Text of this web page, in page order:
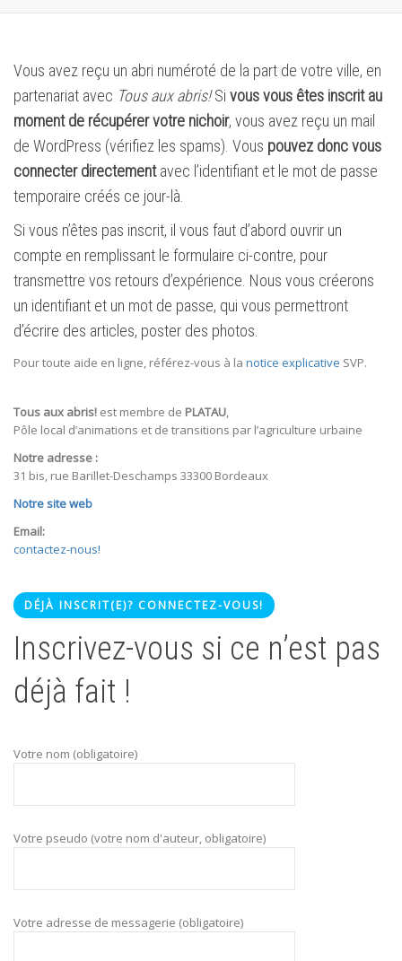
Vous avez reçu un abri numéroté de la part de votre ville, en
partenariat avec Tous aux abris!Si vous vous êtes inscrit au
moment de récupérer votre nichoir, vous avez reçu un mail
de WordPress (vérifiez les spams). Vous pouvez donc vous
connecter directementavec l’identifiant et le mot de passe
temporaire créés ce jour-là.
Si vous n’êtes pas inscrit, il vous faut d’abord ouvrir un
compte en remplissant le formulaire ci-contre, pour
transmettre vos retours d’expérience. Nous vous créerons
un identifiant et un mot de passe, qui vous permettront
d’écrire des articles, poster des photos.
Pour toute aide en ligne, référez-vous à la notice explicative SVP.
Tous aux abris! est membre de PLATAU,
Pôle local d’animations et de transitions par l’agriculture urbaine
Notre adresse :
31 bis, rue Barillet-Deschamps 33300 Bordeaux
Notre site web
Email:
contactez-nous!
DÉJÀ INSCRIT(E)? CONNECTEZ-VOUS!
Inscrivez-vous si ce n’est pas
déjà fait !
Votre nom (obligatoire)
Votre pseudo (votre nom d'auteur, obligatoire)
Votre adresse de messagerie (obligatoire)